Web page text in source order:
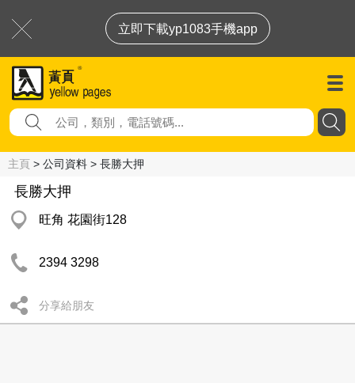
立即下載yp1083手機app
主頁 > 公司資料 > 長勝大押
長勝大押
旺角 花園街128
2394 3298
分享給朋友